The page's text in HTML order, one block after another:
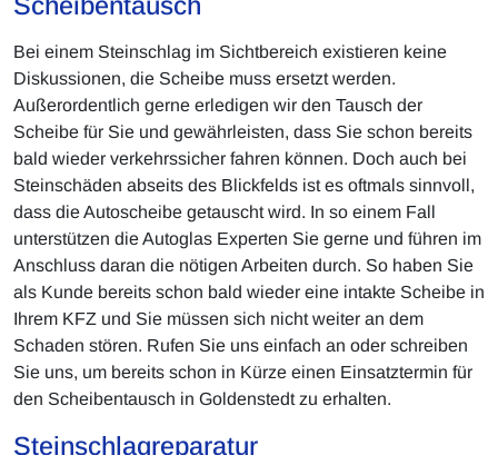
Bei einem Steinschlag im Sichtbereich existieren keine
Diskussionen, die Scheibe muss ersetzt werden.
Außerordentlich gerne erledigen wir den Tausch der
Scheibe für Sie und gewährleisten, dass Sie schon bereits
bald wieder verkehrssicher fahren können. Doch auch bei
Steinschäden abseits des Blickfelds ist es oftmals sinnvoll,
dass die Autoscheibe getauscht wird. In so einem Fall
unterstützen die Autoglas Experten Sie gerne und führen im
Anschluss daran die nötigen Arbeiten durch. So haben Sie
als Kunde bereits schon bald wieder eine intakte Scheibe in
Ihrem KFZ und Sie müssen sich nicht weiter an dem
Schaden stören. Rufen Sie uns einfach an oder schreiben
Sie uns, um bereits schon in Kürze einen Einsatztermin für
den Scheibentausch in Goldenstedt zu erhalten.
Steinschlagreparatur